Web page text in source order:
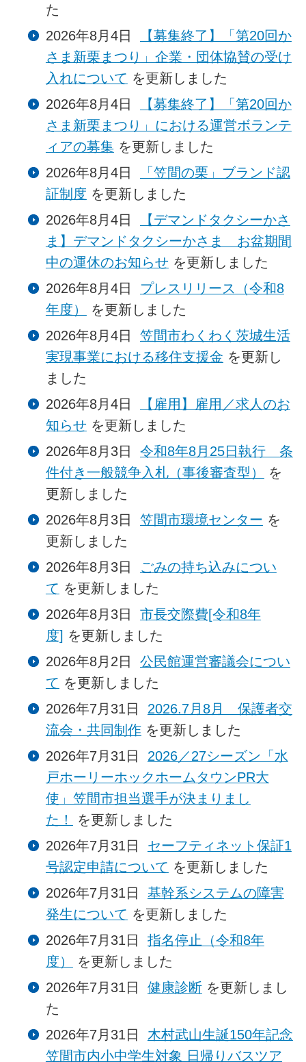
た
2026年8月4日
【募集終了】「第20回か
さま新栗まつり」企業・団体協賛の受け
入れについて を更新しました
2026年8月4日
【募集終了】「第20回か
さま新栗まつり」における運営ボランテ
ィアの募集 を更新しました
2026年8月4日
「笠間の栗」ブランド認
証制度 を更新しました
2026年8月4日
【デマンドタクシーかさ
ま】デマンドタクシーかさま お盆期間
中の運休のお知らせを更新しました
2026年8月4日 プレスリリース（令和8
年度）
を更新しました
2026年8月4日 笠間市わくわく茨城生活
実現事業における移住支援金 を更新し
ました
2026年8月4日
【雇用】雇用／求人のお
知らせを更新しました
2026年8月3日 令和8年8月25日執行 条
件付き一般競争入札（事後審査型）
を
更新しました
2026年8月3日 笠間市環境センター を
更新しました
2026年8月3日 ごみの持ち込みについ
て を更新しました
2026年8月3日 市長交際費[令和8年
度] を更新しました
2026年8月2日 公民館運営審議会につい
て を更新しました
2026年7月31日 2026.7月8月 保護者交
流会・共同制作を更新しました
2026年7月31日 2026／27シーズン「水
戸ホーリーホックホームタウンPR大
使」笠間市担当選手が決まりまし
た！
を更新しました
2026年7月31日 セーフティネット保証1
号認定申請について を更新しました
2026年7月31日 基幹系システムの障害
発生について を更新しました
2026年7月31日 指名停止（令和8年
度）
を更新しました
2026年7月31日 健康診断を更新しまし
た
2026年7月31日 木村武山生誕150年記念
笠間市内小中学生対象 日帰りバスツア